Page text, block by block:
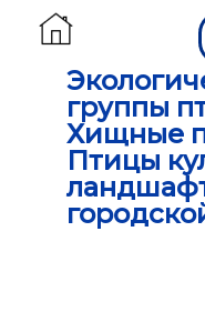
группы
Хищные
Птицы